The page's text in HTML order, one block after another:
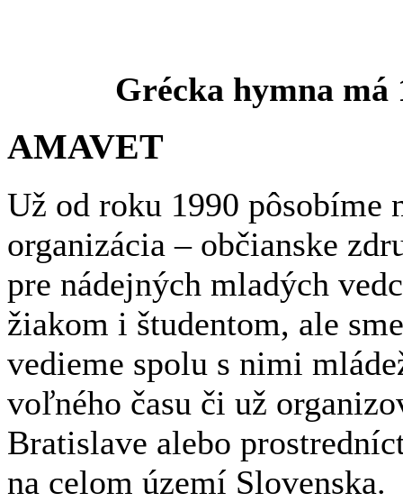
Grécka hymna má
AMAVET
Už od roku 1990 pôsobíme
organizácia – občianske
pre nádejných mladých
žiakom i študentom, ale
vedieme spolu s nimi
voľného času či už
Bratislave alebo
na celom území Slovenska.